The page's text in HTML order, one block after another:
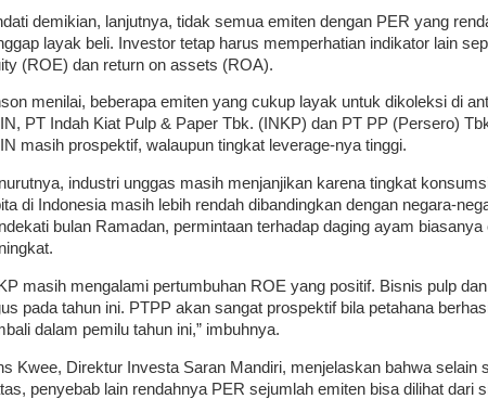
demikian, lanjutnya, tidak semua emiten dengan PER yang
layak beli. Investor tetap harus memperhatian indikator lain
(ROE) dan return on assets (ROA).
menilai, beberapa emiten yang cukup layak untuk dikoleksi di
PT Indah Kiat Pulp & Paper Tbk. (INKP) dan PT PP (Persero)
masih prospektif, walaupun tingkat leverage-nya tinggi.
industri unggas masih menjanjikan karena tingkat
di Indonesia masih lebih rendah dibandingkan dengan negara-
bulan Ramadan, permintaan terhadap daging ayam biasanya
masih mengalami pertumbuhan ROE yang positif. Bisnis pulp
pada tahun ini. PTPP akan sangat prospektif bila petahana
dalam pemilu tahun ini,” imbuhnya.
Kwee, Direktur Investa Saran Mandiri, menjelaskan bahwa selain
penyebab lain rendahnya PER sejumlah emiten bisa dilihat dari